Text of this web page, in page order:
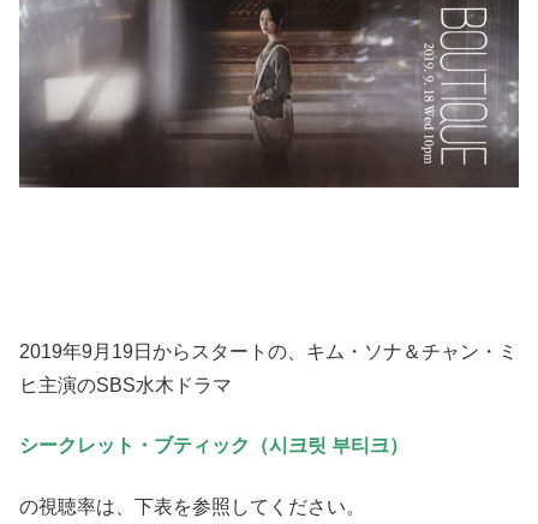
2019年9月19日からスタートの、キム・ソナ＆チャン・ミ
ヒ主演のSBS水木ドラマ
シークレット・ブティック（시크릿 부티크）
の視聴率は、下表を参照してください。